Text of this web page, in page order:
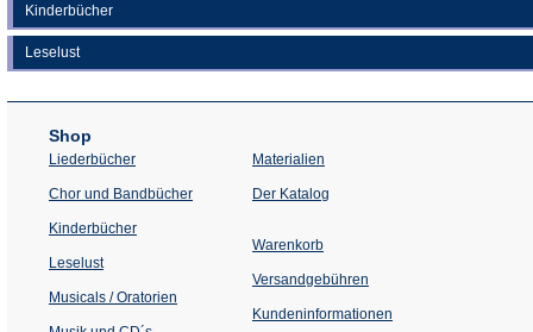
Kinderbücher
Leselust
Shop
Liederbücher
Chor und Bandbücher
Kinderbücher
Leselust
Musicals / Oratorien
Materialien
Der Katalog
Warenkorb
Versandgebühren
Kundeninformationen